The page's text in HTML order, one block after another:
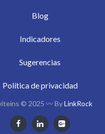
Blog
Indicadores
Sugerencias
Política de privacidad
© 2025 〰 ByLinkRock